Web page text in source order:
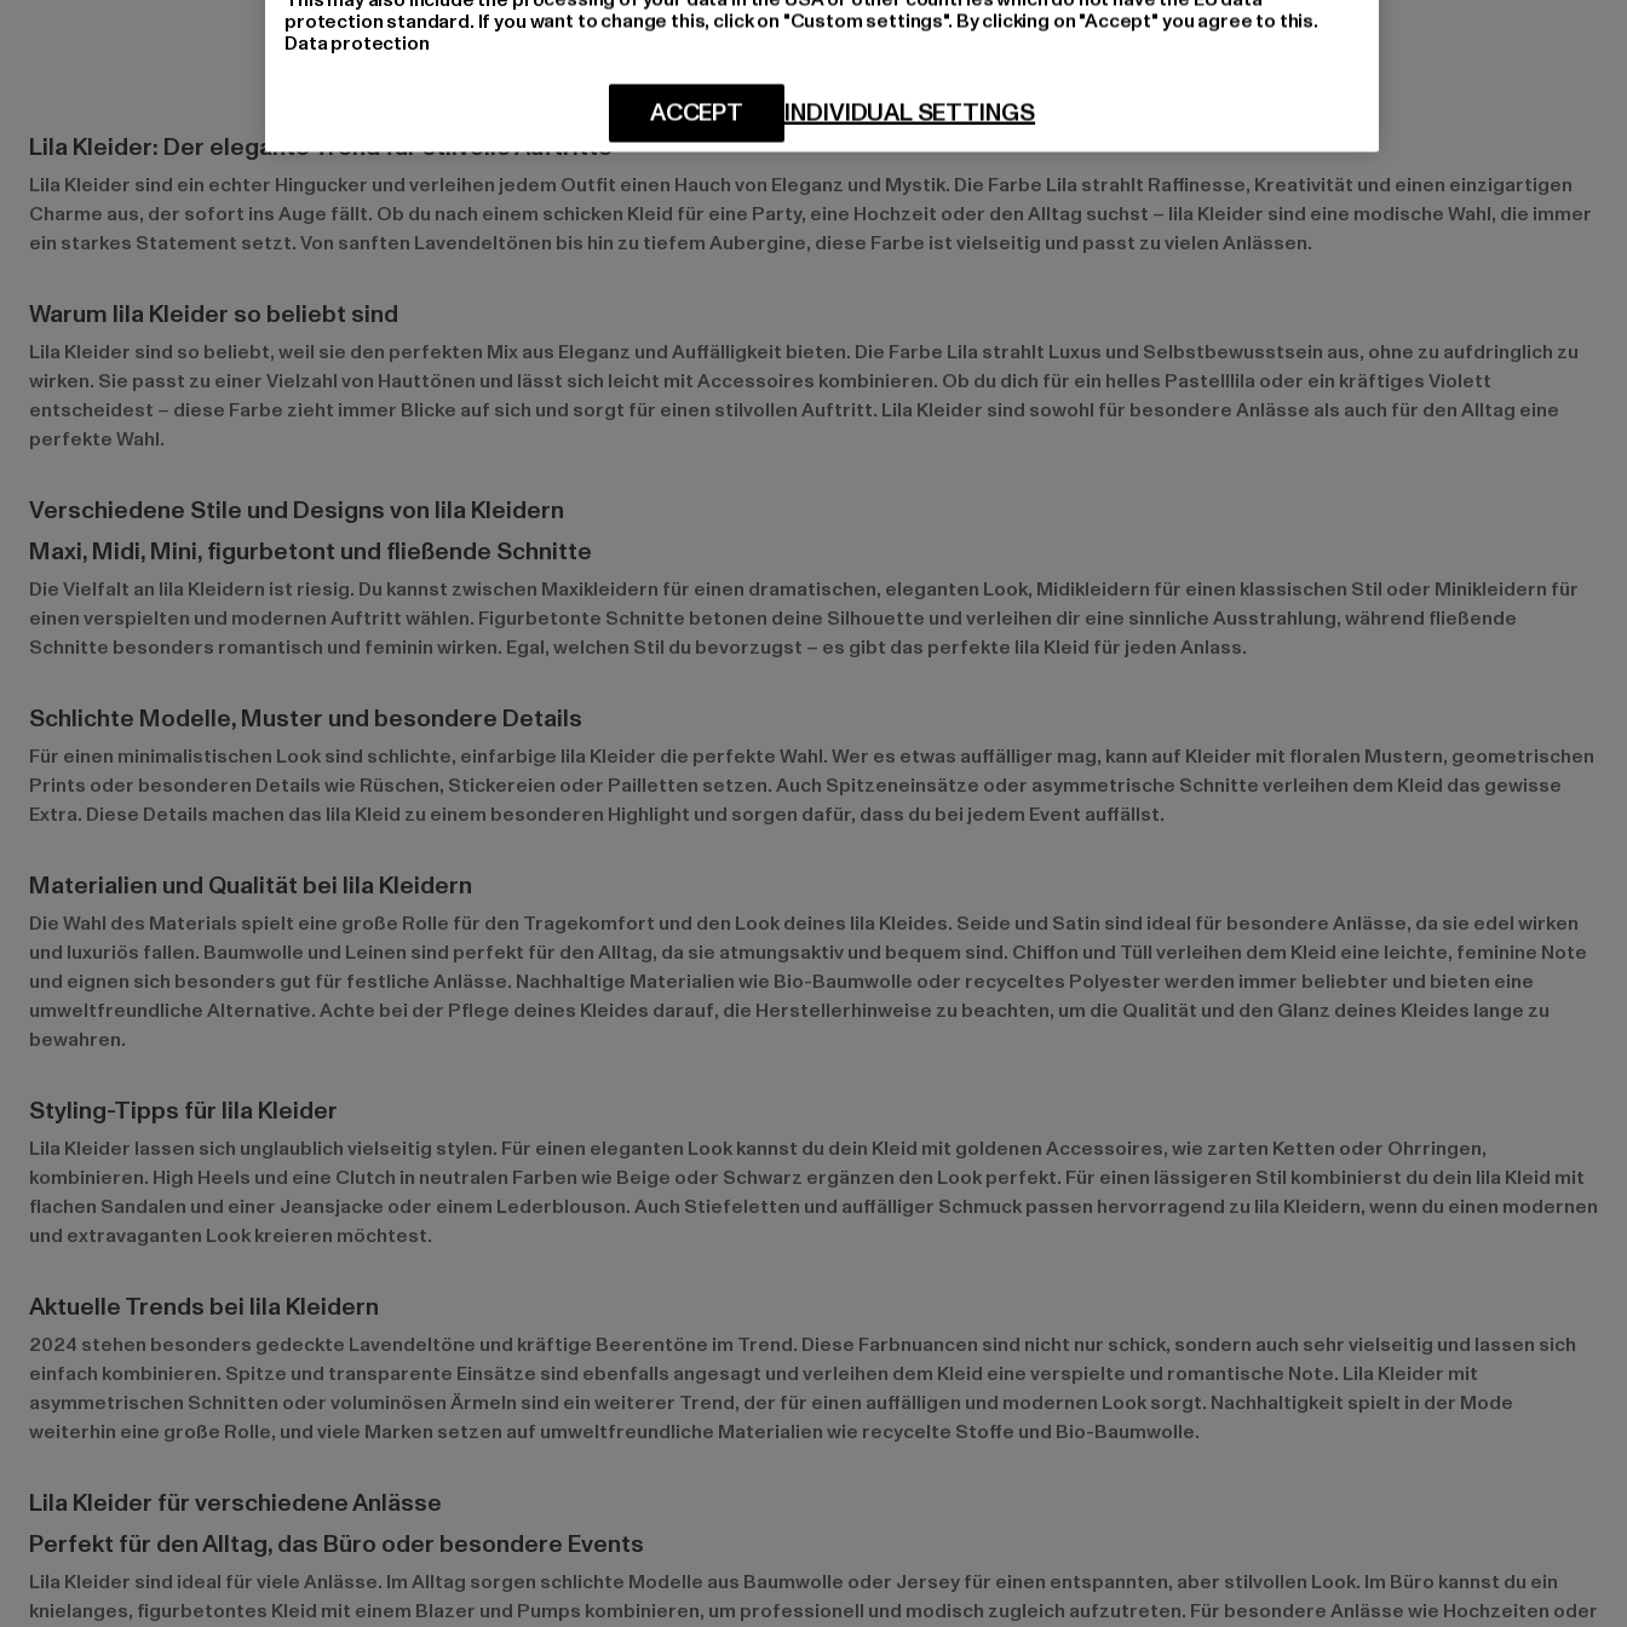
Lila Kleider: Der elegante Trend für stilvolle Auftritte
Lila Kleider sind ein echter Hingucker und verleihen jedem Outfit einen Hauch von Eleganz und Mystik. Die Farbe Lila strahlt Raffinesse, Kreativität und einen einzigartigen
Charme aus, der sofort ins Auge fällt. Ob du nach einem schicken Kleid für eine Party, eine Hochzeit oder den Alltag suchst – lila Kleider sind eine modische Wahl, die immer
ein starkes Statement setzt. Von sanften Lavendeltönen bis hin zu tiefem Aubergine, diese Farbe ist vielseitig und passt zu vielen Anlässen.
Warum lila Kleider so beliebt sind
Lila Kleider sind so beliebt, weil sie den perfekten Mix aus Eleganz und Auffälligkeit bieten. Die Farbe Lila strahlt Luxus und Selbstbewusstsein aus, ohne zu aufdringlich zu
wirken. Sie passt zu einer Vielzahl von Hauttönen und lässt sich leicht mit Accessoires kombinieren. Ob du dich für ein helles Pastelllila oder ein kräftiges Violett
entscheidest – diese Farbe zieht immer Blicke auf sich und sorgt für einen stilvollen Auftritt. Lila Kleider sind sowohl für besondere Anlässe als auch für den Alltag eine
perfekte Wahl.
Verschiedene Stile und Designs von lila Kleidern
Maxi, Midi, Mini, figurbetont und fließende Schnitte
Die Vielfalt an lila Kleidern ist riesig. Du kannst zwischen Maxikleidern für einen dramatischen, eleganten Look, Midikleidern für einen klassischen Stil oder Minikleidern für
einen verspielten und modernen Auftritt wählen. Figurbetonte Schnitte betonen deine Silhouette und verleihen dir eine sinnliche Ausstrahlung, während fließende
Schnitte besonders romantisch und feminin wirken. Egal, welchen Stil du bevorzugst – es gibt das perfekte lila Kleid für jeden Anlass.
Schlichte Modelle, Muster und besondere Details
Für einen minimalistischen Look sind schlichte, einfarbige lila Kleider die perfekte Wahl. Wer es etwas auffälliger mag, kann auf Kleider mit floralen Mustern, geometrischen
Prints oder besonderen Details wie Rüschen, Stickereien oder Pailletten setzen. Auch Spitzeneinsätze oder asymmetrische Schnitte verleihen dem Kleid das gewisse
Extra. Diese Details machen das lila Kleid zu einem besonderen Highlight und sorgen dafür, dass du bei jedem Event auffällst.
Materialien und Qualität bei lila Kleidern
Die Wahl des Materials spielt eine große Rolle für den Tragekomfort und den Look deines lila Kleides. Seide und Satin sind ideal für besondere Anlässe, da sie edel wirken
und luxuriös fallen. Baumwolle und Leinen sind perfekt für den Alltag, da sie atmungsaktiv und bequem sind. Chiffon und Tüll verleihen dem Kleid eine leichte, feminine Note
und eignen sich besonders gut für festliche Anlässe. Nachhaltige Materialien wie Bio-Baumwolle oder recyceltes Polyester werden immer beliebter und bieten eine
umweltfreundliche Alternative. Achte bei der Pflege deines Kleides darauf, die Herstellerhinweise zu beachten, um die Qualität und den Glanz deines Kleides lange zu
bewahren.
Styling-Tipps für lila Kleider
Lila Kleider lassen sich unglaublich vielseitig stylen. Für einen eleganten Look kannst du dein Kleid mit goldenen Accessoires, wie zarten Ketten oder Ohrringen,
kombinieren. High Heels und eine Clutch in neutralen Farben wie Beige oder Schwarz ergänzen den Look perfekt. Für einen lässigeren Stil kombinierst du dein lila Kleid mit
flachen Sandalen und einer Jeansjacke oder einem Lederblouson. Auch Stiefeletten und auffälliger Schmuck passen hervorragend zu lila Kleidern, wenn du einen modernen
und extravaganten Look kreieren möchtest.
Aktuelle Trends bei lila Kleidern
2024 stehen besonders gedeckte Lavendeltöne und kräftige Beerentöne im Trend. Diese Farbnuancen sind nicht nur schick, sondern auch sehr vielseitig und lassen sich
einfach kombinieren. Spitze und transparente Einsätze sind ebenfalls angesagt und verleihen dem Kleid eine verspielte und romantische Note. Lila Kleider mit
asymmetrischen Schnitten oder voluminösen Ärmeln sind ein weiterer Trend, der für einen auffälligen und modernen Look sorgt. Nachhaltigkeit spielt in der Mode
weiterhin eine große Rolle, und viele Marken setzen auf umweltfreundliche Materialien wie recycelte Stoffe und Bio-Baumwolle.
Lila Kleider für verschiedene Anlässe
Perfekt für den Alltag, das Büro oder besondere Events
Lila Kleider sind ideal für viele Anlässe. Im Alltag sorgen schlichte Modelle aus Baumwolle oder Jersey für einen entspannten, aber stilvollen Look. Im Büro kannst du ein
knielanges, figurbetontes Kleid mit einem Blazer und Pumps kombinieren, um professionell und modisch zugleich aufzutreten. Für besondere Anlässe wie Hochzeiten oder
protection standard. If you want to change this, click on "Custom settings". By clicking on "Accept" you agree to this.
Data protection
INDIVIDUAL SETTINGS
ACCEPT